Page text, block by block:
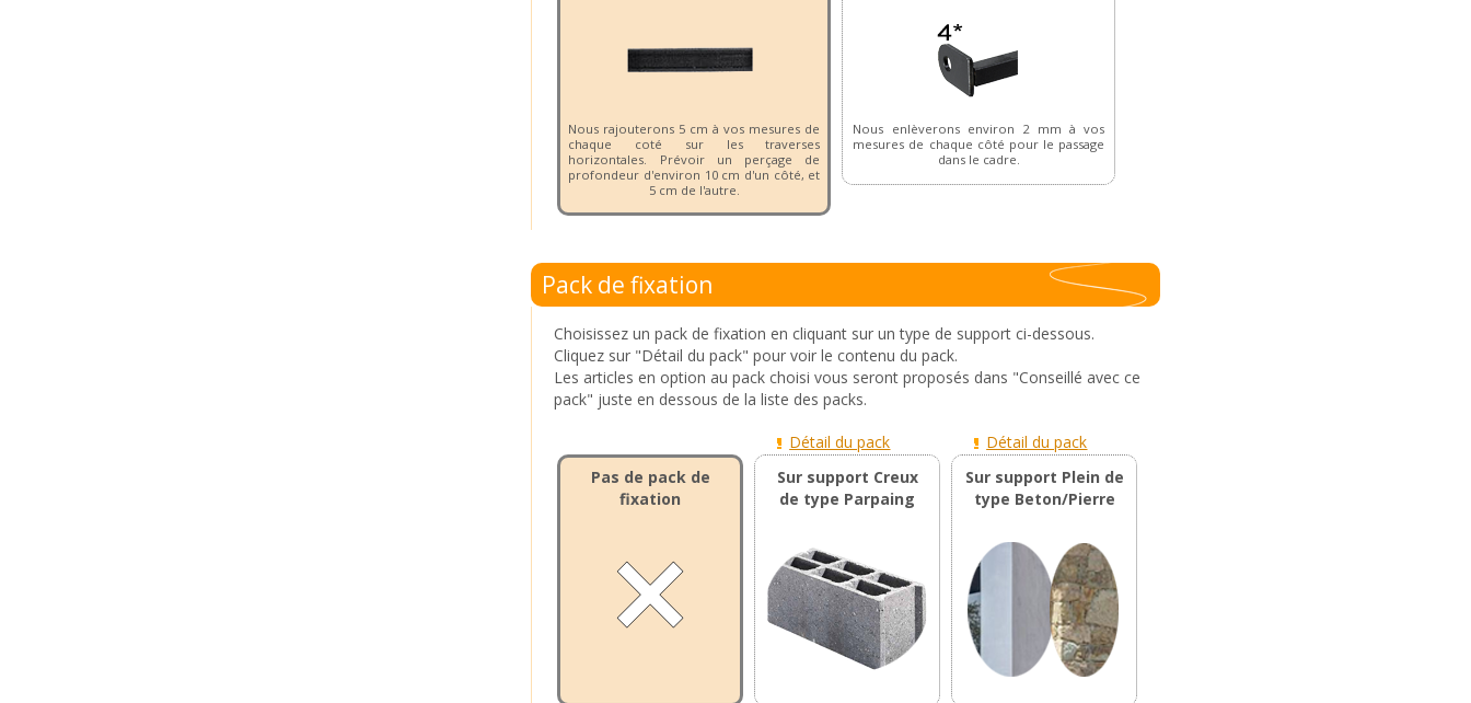
Nous rajouterons 5 cm à vos mesures de
chaque coté sur les traverses
horizontales. Prévoir un perçage de
profondeur d'environ 10 cm d'un côté, et
5 cm de l'autre.
Nous enlèverons environ 2 mm à vos
mesures de chaque côté pour le passage
dans le cadre.
Pack de fixation
Choisissez un pack de fixation en cliquant sur un type de support ci-dessous.
Cliquez sur "Détail du pack" pour voir le contenu du pack.
Les articles en option au pack choisi vous seront proposés dans "Conseillé avec ce
pack" juste en dessous de la liste des packs.
Pas de pack de
fixation
Détail du pack
Sur support Creux
de type Parpaing
Détail du pack
Sur support Plein de
type Beton/Pierre